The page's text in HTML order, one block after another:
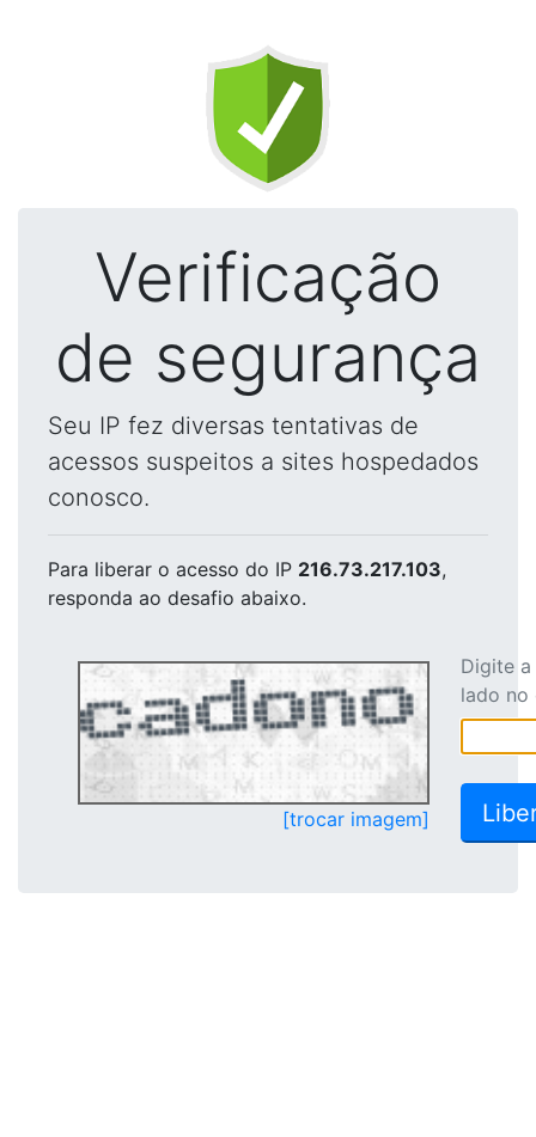
Verificação
de segurança
Seu IP fez diversas tentativas de
acessos suspeitos a sites hospedados
conosco.
Para liberar o acesso do IP 216.73.217.103,
responda ao desafio abaixo.
[trocar imagem]
Digite
lado no